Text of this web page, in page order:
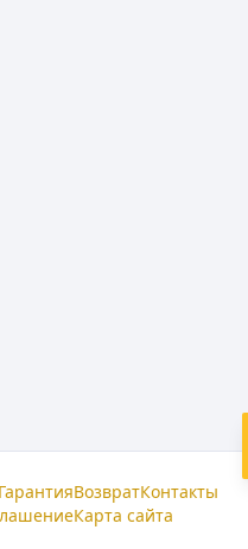
ГарантияВозвратКонтакты
Карта сайта